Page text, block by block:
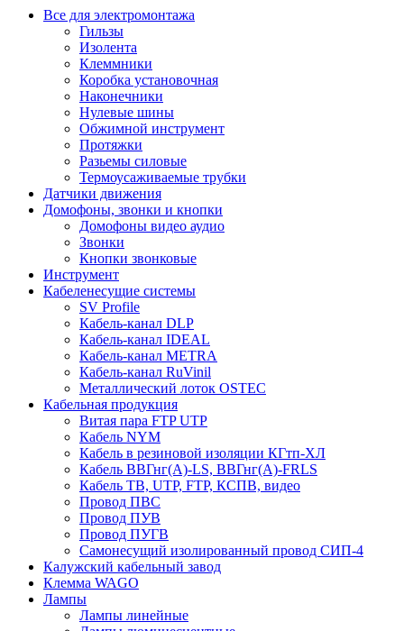
Все для электромонтажа
Гильзы
Изолента
Клеммники
Коробка установочная
Наконечники
Нулевые шины
Обжимной инструмент
Протяжки
Разьемы силовые
Термоусаживаемые трубки
Датчики движения
Домофоны, звонки и кнопки
Домофоны видео аудио
Звонки
Кнопки звонковые
Инструмент
Кабеленесущие системы
SV Profile
Кабель-канал DLP
Кабель-канал IDEAL
Кабель-канал METRA
Кабель-канал RuVinil
Металлический лоток OSTEC
Кабельная продукция
Витая пара FTP UTP
Кабель NYM
Кабель в резиновой изоляции КГтп-ХЛ
Кабель ВВГнг(А)-LS, ВВГнг(А)-FRLS
Кабель ТВ, UTP, FTP, КСПВ, видео
Провод ПВС
Провод ПУВ
Провод ПУГВ
Самонесущий изолированный провод СИП-4
Калужский кабельный завод
Клемма WAGO
Лампы
Лампы линейные